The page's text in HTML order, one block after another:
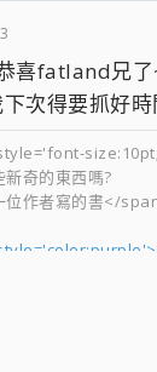
喜fatland兄了
次得要抓好
新奇的東西嗎?
位作者寫的書</